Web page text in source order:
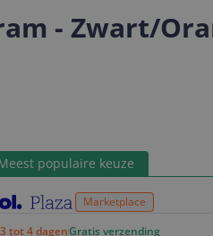
Er zijn geen
Er zijn geen
- Zwart/
populaire keuze
Marketplace
3 tot 4 dagenGratis verzending
product